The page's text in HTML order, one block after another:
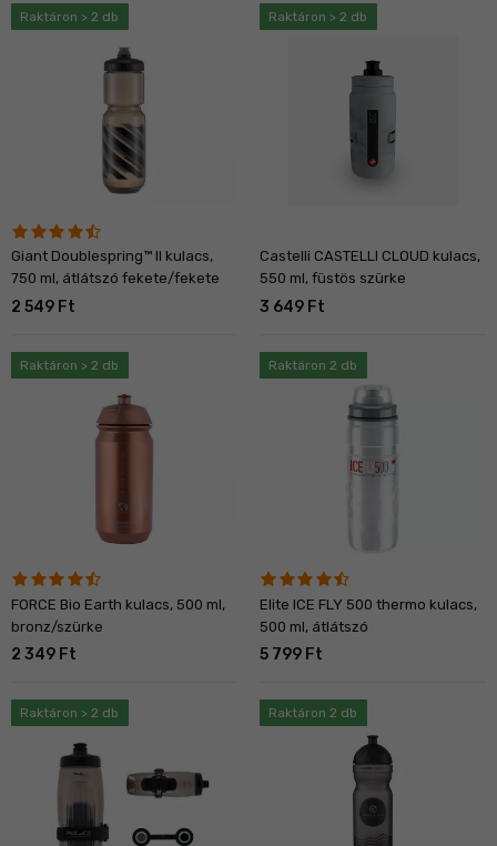
Raktáron > 2 db
Giant Doublespring™ II kulacs,
750 ml, átlátszó fekete/fekete
2 549 Ft
Raktáron > 2 db
Castelli CASTELLI CLOUD kulacs,
550 ml, füstös szürke
3 649 Ft
Raktáron > 2 db
FORCE Bio Earth kulacs, 500 ml,
bronz/szürke
2 349 Ft
Raktáron 2 db
Elite ICE FLY 500 thermo kulacs,
500 ml, átlátszó
5 799 Ft
Raktáron > 2 db Raktáron 2 db